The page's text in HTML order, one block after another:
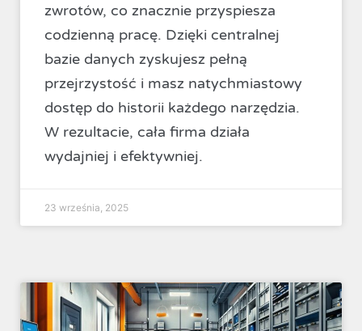
zwrotów, co znacznie przyspiesza
codzienną pracę. Dzięki centralnej
bazie danych zyskujesz pełną
przejrzystość i masz natychmiastowy
dostęp do historii każdego narzędzia.
W rezultacie, cała firma działa
wydajniej i efektywniej.
23 września, 2025